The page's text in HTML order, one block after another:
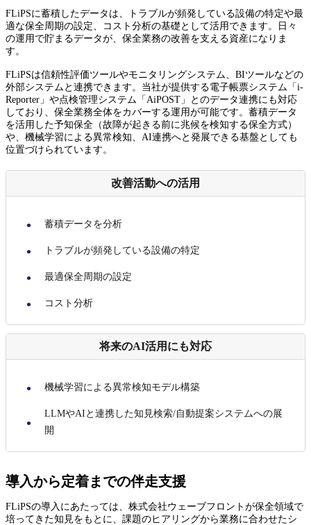
FLiPSに蓄積したデータは、トラブルが頻発している設備の特定や最
適な保全周期の設定、コスト分析の基礎として活用できます。日々
の運用で貯まるデータが、保全業務の改善を支える資産になりま
す。
FLiPSは信頼性評価ツールやモニタリングシステム、BIツールなどの
外部システムと連携できます。当社が提供する電子帳票システム「i-
Reporter」や点検管理システム「AiPOST」とのデータ連携にも対応
しており、保全業務全体をカバーする運用が可能です。蓄積データ
を活用した予知保全（故障が起きる前に兆候を検知する保全方式）
や、機械学習による異常検知、AI連携へと発展できる基盤としても
位置づけられています。
改善活動への活用
蓄積データを分析
トラブルが頻発している設備の特定
最適保全周期の設定
コスト分析
将来のAI活用にも対応
機械学習による異常検知モデル構築
LLMやAIと連携した知見検索/自動提案システムへの展
開
導入から定着までの伴走支援
FLiPSの導入にあたっては、株式会社ウェーブフロントが保全領域で
培ってきた知見をもとに、課題のヒアリングから業務に合わせたシ